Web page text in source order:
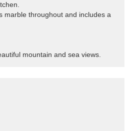
marble throughout and includes a
mountain and sea views.